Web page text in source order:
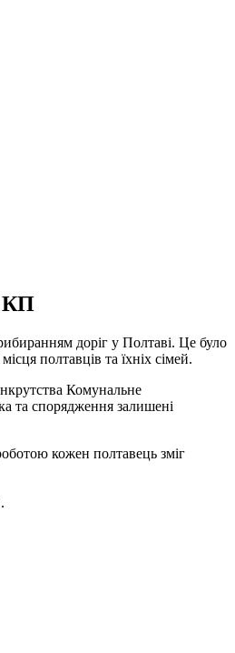
КП
доріг у Полтаві. Це було
полтавців та їхніх сімей.
Комунальне
та спорядження залишені
кожен полтавець зміг